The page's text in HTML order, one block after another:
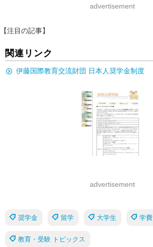
advertisement
【注目の記事】
関連リンク
伊藤国際教育交流財団 日本人奨学金制度
advertisement
奨学金 留学 大学生 学費
教育・受験 トピックス